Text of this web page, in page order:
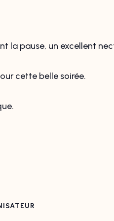
la pause, un excellent
cette belle soirée.